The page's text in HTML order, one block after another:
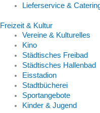
Lieferservice &
Freizeit & Kultur
Vereine & Kulturelles
Kino
Städtisches Freibad
Städtisches Hallenbad
Eisstadion
Stadtbücherei
Sportangebote
Kinder & Jugend